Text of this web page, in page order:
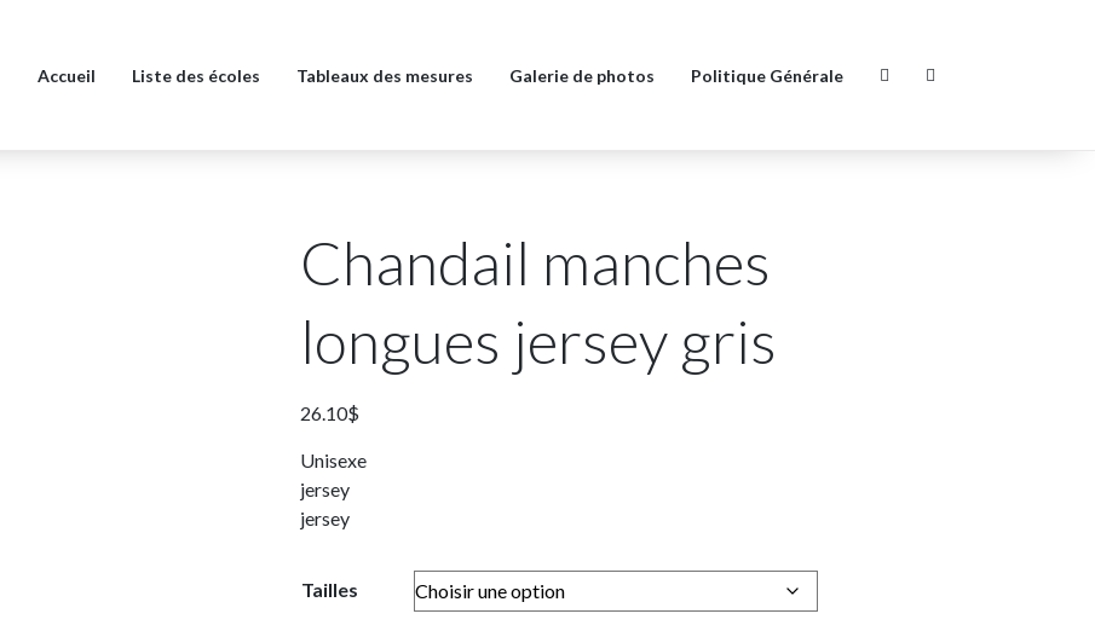
Accueil Liste des écoles Tableaux des mesures Galerie de photos Politique Générale
Chandail manches
longues jersey gris
26.10$
Unisexe
jersey
jersey
Tailles